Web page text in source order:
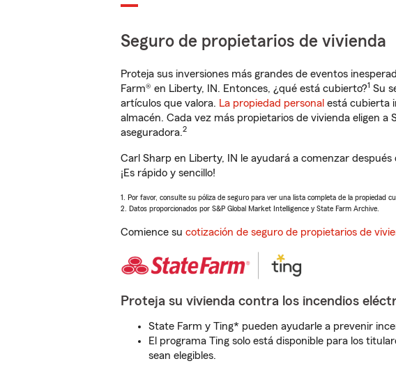
Seguro de propietarios de vivienda
Proteja sus inversiones más grandes de eventos
Farm® en Liberty, IN. Entonces, ¿qué está cubierto?1 Su
artículos que valora. La propiedad personal está cubierta
almacén. Cada vez más propietarios de vivienda eligen
aseguradora.2
Carl Sharp en Liberty, IN le ayudará a comenzar
¡Es rápido y sencillo!
1. Por favor, consulte su póliza de seguro para ver una lista completa de la propiedad
2. Datos proporcionados por S&P Global Market Intelligence y State Farm Archive.
Comience su cotización de seguro de propietarios de
Proteja su vivienda contra los incendios
State Farm y Ting* pueden ayudarle a prevenir
El programa Ting solo está disponible para los
sean elegibles.